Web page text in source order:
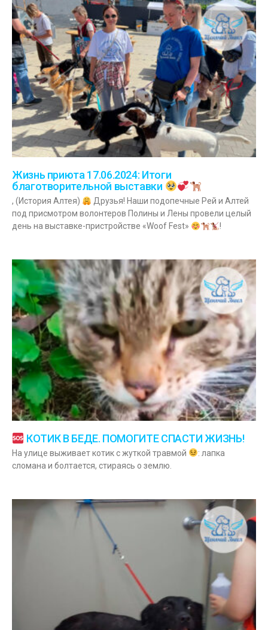
Жизнь приюта 17.06.2024: Итоги
благотворительной выставки
, (История Алтея)
Друзья! Наши подопечные Рей и Алтей
под присмотром волонтеров Полины и Лены провели целый
день на выставке-пристройстве «Woof Fest»
!
КОТИК В БЕДЕ. ПОМОГИТЕ СПАСТИ ЖИЗНЬ!
На улице выживает котик с жуткой травмой
: лапка
сломана и болтается, стираясь о землю.